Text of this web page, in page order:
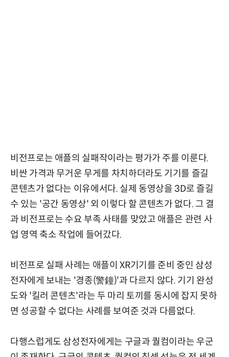
비전프로는 애플의 실패작이라는 평가가 주를 이룬다.
비싼 가격과 무거운 무게를 차치하더라도 기기를 즐길
콘텐츠가 없다는 이유에서다. 실제 동영상을 3D로 즐길
수 있는 '공간 동영상' 외 이렇다 할 콘텐츠가 없다. 그 결
과 비전프로는 수요 부족 사태를 맞았고 애플은 관련 사
업 영역 축소 작업에 들어갔다.
비전프로 실패 사례는 애플이 XR기기를 준비 중인 삼성
전자에게 보내는 '경종(警鐘)'과 다르지 않다. 기기 완성
도와 '킬러 콘텐츠'라는 두 마리 토끼를 동시에 잡지 못하
면 성공할 수 없다는 사례를 보여준 것과 다름없다.
다행스럽게도 삼성전자에게는 구글과 퀄컴이라는 우군